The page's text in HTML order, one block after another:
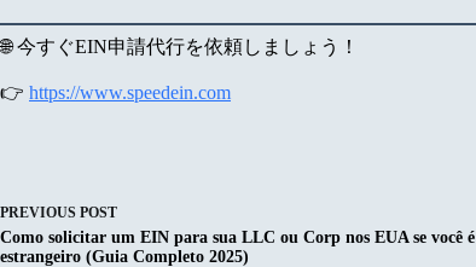
🌐 今すぐEIN申請代行を依頼しましょう！
👉 https://www.speedein.com
PREVIOUS POST
Como solicitar um EIN para sua LLC ou Corp nos EUA se você é
estrangeiro (Guia Completo 2025)